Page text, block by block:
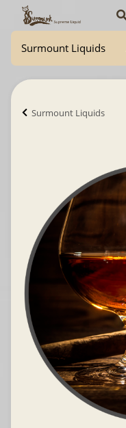
Surmount Liquids
Surmount Liquids